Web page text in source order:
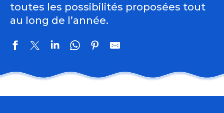
toutes les possibilités proposées tout
au long de l’année.